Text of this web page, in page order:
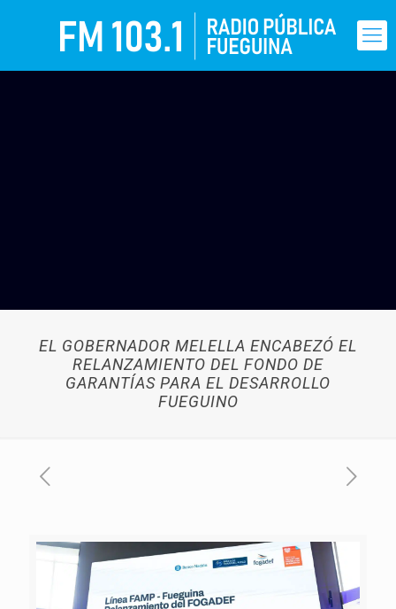
EL GOBERNADOR MELELLA ENCABEZÓ EL
RELANZAMIENTO DEL FONDO DE
GARANTÍAS PARA EL DESARROLLO
FUEGUINO